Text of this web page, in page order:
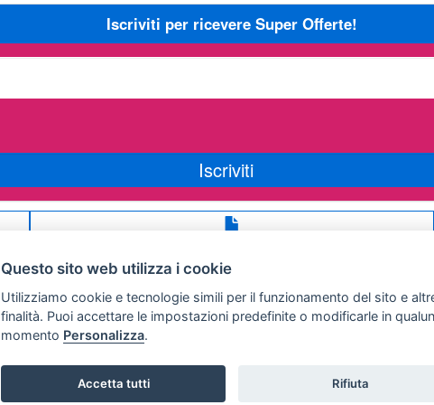
Iscriviti per ricevere Super Offerte!
Iscriviti
legale
Preferenze cookie
SVILUPPO TURISMO ITALIA S.r.L. unipersonale
P.IVA: 01665350433 - R.E.A. FM-195884 Via A. Costa, 2
Questo sito web utilizza i cookie
Utilizziamo cookie e tecnologie simili per il funzionamento del sito e
finalità. Puoi accettare le impostazioni predefinite o modificarle in
momento Personalizza.
Accetta tutti Rifiuta